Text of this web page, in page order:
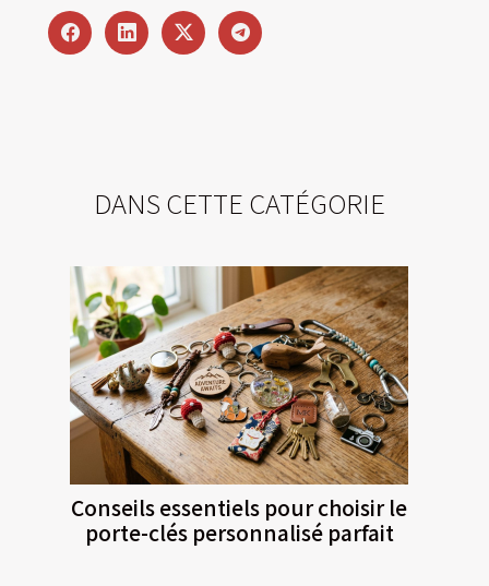
DANS CETTE CATÉGORIE
Conseils essentiels pour choisir le
porte-clés personnalisé parfait